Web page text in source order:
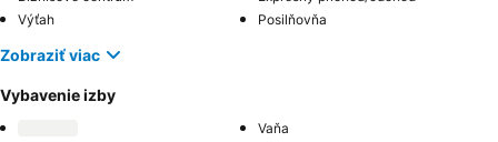
Výťah
Posilňovňa
Zobraziť viac
Vybavenie izby
Vaňa